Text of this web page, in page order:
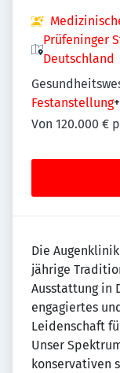
Prüfeninger
Deutschland
Festanstellung+
Von 120.000 €
Die
jährige
Ausstattung in
engagiertes
Leidenschaft
Unser
konservativen